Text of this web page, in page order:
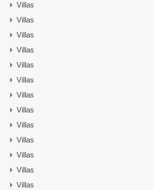
Villas
Villas
Villas
Villas
Villas
Villas
Villas
Villas
Villas
Villas
Villas
Villas
Villas